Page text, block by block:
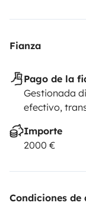
Fianza
Pago de la
Gestionada
efectivo,
Importe
2000 €
Condiciones de